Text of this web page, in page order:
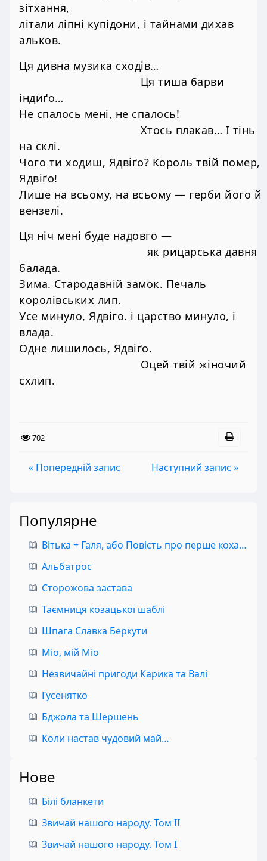
зітхання,
літали ліпні купідони, і тайнами дихав
альков.
Ця дивна музика сходів…
Ця тиша барви
індиґо…
Не спалось мені, не спалось!
Хтось плакав… І тінь
на склі.
Чого ти ходиш, Ядвіґо? Король твій помер,
Ядвіґо!
Лише на всьому, на всьому — герби його й
вензелі.
Ця ніч мені буде надовго —
як рицарська давня
балада.
Зима. Стародавній замок. Печаль
королівських лип.
Усе минуло, Ядвіго. і царство минуло, і
влада.
Одне лишилось, Ядвіґо.
Оцей твій жіночий
схлип.
702
« Попередній запис Наступний запис »
Популярне
Вітька + Галя, або Повість про перше кохання
Альбатрос
Сторожова застава
Таємниця козацької шаблі
Шпага Славка Беркути
Міо, мій Міо
Незвичайні пригоди Карика та Валі
Гусенятко
Бджола та Шершень
Коли настав чудовий май…
Нове
Білі бланкети
Звичай нашого народу. Том II
Звичай нашого народу. Том I